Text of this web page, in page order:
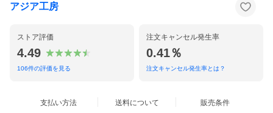
アジア工房
ストア評価
4.49
106件の評価を見る
注文キャンセル発生率
0.41％
注文キャンセル発生率とは？
支払い方法 送料について 販売条件